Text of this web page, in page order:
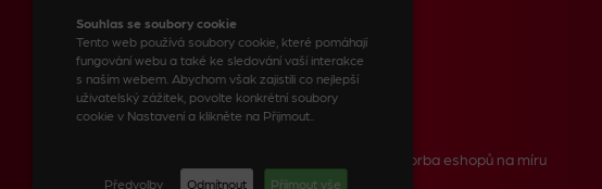
Souhlas se soubory cookie
Tento web používá soubory cookie, které pomáhají
fungování webu a také ke sledování vaší interakce
s naším webem. Abychom však zajistili co nejlepší
uživatelský zážitek, povolte konkrétní soubory
cookie v Nastavení a klikněte na Přijmout..
Předvolby Odmítnout Příjmout vše
Kontakty
© 2023 BONO BIJOU, spol. s r.o.
Tvorba eshopů na míru